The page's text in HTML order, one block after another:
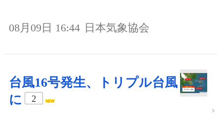
08月09日 16:44 日本気象協会
台風16号発生、トリプル台風
に
2